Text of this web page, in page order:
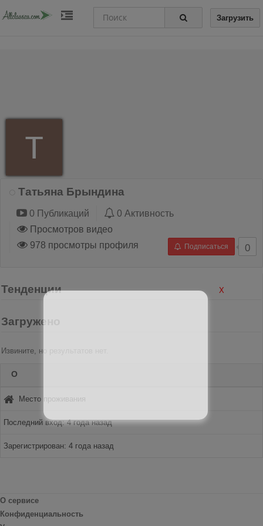
Загрузить
Татьяна Брындина
0 Публикаций
0 Активность
Просмотров видео
978 просмотры профиля
Подписаться 0
Тенденции
Загружено
Извините, но результатов нет.
О
Место проживания
Последний вход: 4 года назад
Зарегистрирован: 4 года назад
О сервисе
Конфиденциальность
X